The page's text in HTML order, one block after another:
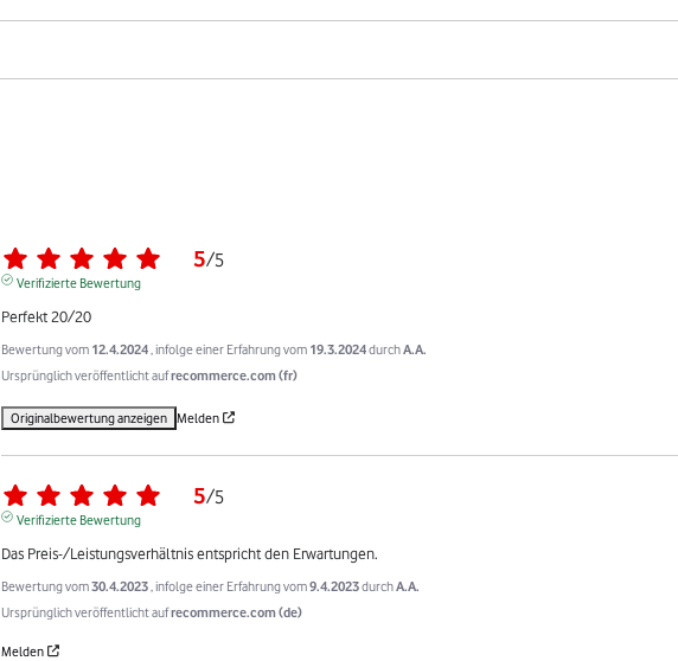
5/5
Verifizierte Bewertung
Perfekt 20/20
Bewertung vom 12.4.2024 , infolge einer Erfahrung vom 19.3.2024durchA.A.
Ursprünglich veröffentlicht aufrecommerce.com (fr)
Originalbewertung anzeigen Melden
5/5
Verifizierte Bewertung
Das Preis-/Leistungsverhältnis entspricht den Erwartungen.
Bewertung vom30.4.2023 , infolge einer Erfahrung vom9.4.2023durchA.A.
Ursprünglich veröffentlicht aufrecommerce.com (de)
Melden